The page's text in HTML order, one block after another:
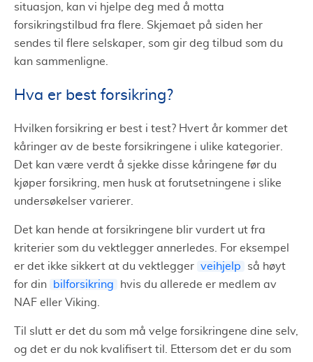
situasjon, kan vi hjelpe deg med å motta
forsikringstilbud fra flere. Skjemaet på siden her
sendes til flere selskaper, som gir deg tilbud som du
kan sammenligne.
Hva er best forsikring?
Hvilken forsikring er best i test? Hvert år kommer det
kåringer av de beste forsikringene i ulike kategorier.
Det kan være verdt å sjekke disse kåringene før du
kjøper forsikring, men husk at forutsetningene i slike
undersøkelser varierer.
Det kan hende at forsikringene blir vurdert ut fra
kriterier som du vektlegger annerledes. For eksempel
er det ikke sikkert at du vektlegger veihjelp
så høyt
for din
bilforsikring
hvis du allerede er medlem av
NAF eller Viking.
Til slutt er det du som må velge forsikringene dine selv,
og det er du nok kvalifisert til. Ettersom det er du som